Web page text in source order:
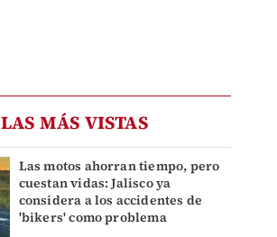
LAS MÁS VISTAS
Las motos ahorran tiempo, pero
cuestan vidas: Jalisco ya
considera a los accidentes de
'bikers' como problema